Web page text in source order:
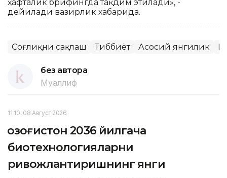
ҳафталик брифингда тақдим этилади», -
дейилади вазирлик хабарида.
Соғлиқни сақлаш Тиббиёт Асосий янгилик
без автора
Муаллиф
11:10, 08 Август 2026
Қозоғистон 2036 йилгача
биотехнологияларни
ривожлантиришнинг янги